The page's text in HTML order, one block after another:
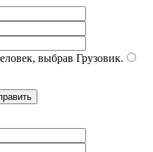
выбрав Грузовик.